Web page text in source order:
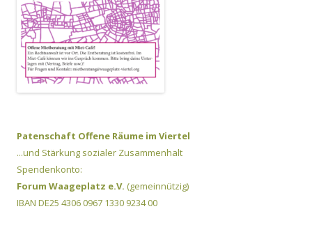
Patenschaft Offene Räume im Viertel
...und Stärkung sozialer Zusammenhalt
Spendenkonto:
Forum Waageplatz e.V. (gemeinnützig)
IBAN DE25 4306 0967 1330 9234 00